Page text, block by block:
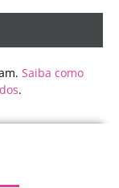
Saiba como
.